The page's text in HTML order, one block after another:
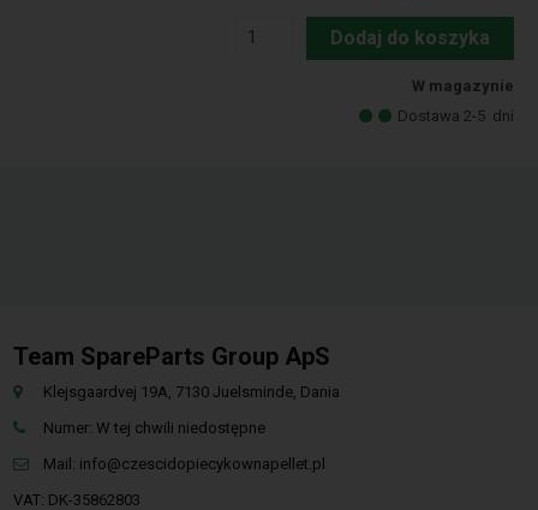
Dodaj do koszyka
W magazynie
Dostawa 2-5 dni
Team SpareParts Group ApS
Klejsgaardvej 19A, 7130 Juelsminde, Dania
Numer: W tej chwili niedostępne
Mail: info@czescidopiecykownapellet.pl
VAT: DK-35862803